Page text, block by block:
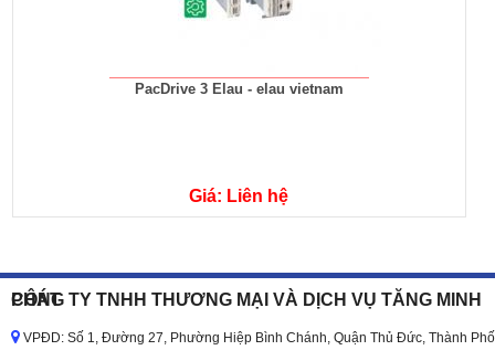
PacDrive 3 Elau - elau vietnam
Giá: Liên hệ
CÔNG TY TNHH THƯƠNG MẠI VÀ DỊCH VỤ TĂNG MINH PHÁT
VPĐD: Số 1, Đường 27, Phường Hiệp Bình Chánh, Quận Thủ Đức, Thành Phố